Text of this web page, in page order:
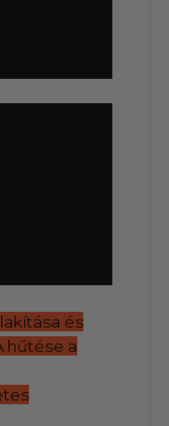
és
hűtése a